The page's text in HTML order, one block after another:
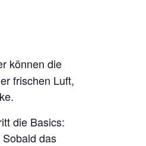
können die
frischen Luft,
die Basics:
das